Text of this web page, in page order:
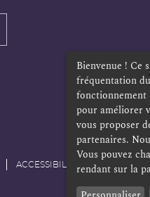
ACCESSIBILITÉ POLITIQUE
Bienvenue ! Ce
fréquentation
fonctionnement
pour améliorer
vous proposer
partenaires.
Vous pouvez
rendant sur la